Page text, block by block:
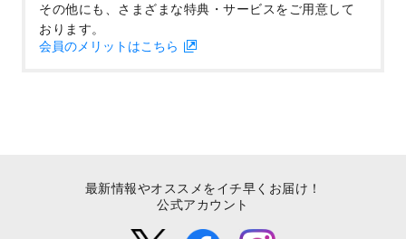
その他にも、さまざまな特典・サービスをご用意して
おります。
会員のメリットはこちら
最新情報やオススメをイチ早くお届け！
公式アカウント